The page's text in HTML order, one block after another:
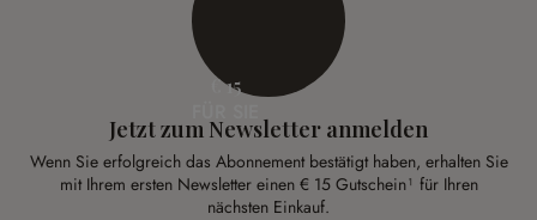
€ 15
Jetzt zum Newsletter anmelden
Wenn Sie erfolgreich das Abonnement bestätigt haben, erhalten Sie
mit Ihrem ersten Newsletter einen € 15 Gutschein¹ für Ihren
nächsten Einkauf.